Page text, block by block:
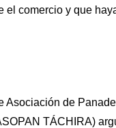
el comercio y que
Asociación de
TÁCHIRA)